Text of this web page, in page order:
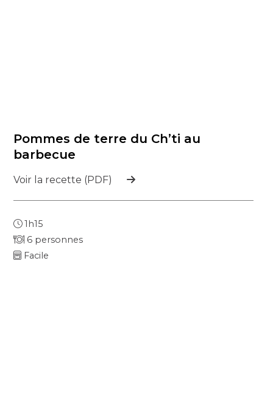
Pommes de terre du Ch’ti au
barbecue
Voir la recette (PDF)
1h15
6 personnes
Facile